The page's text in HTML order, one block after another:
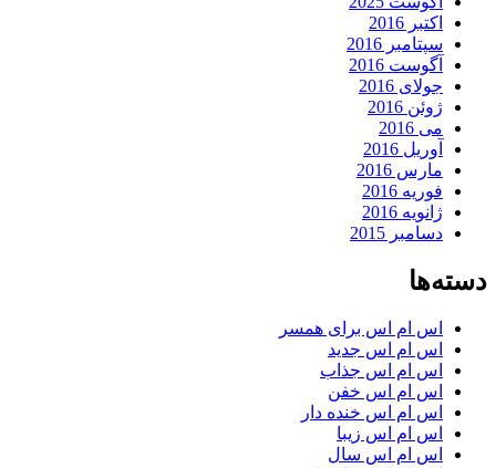
اکتبر 2016
سپتامبر 2016
آگوست 2016
جولای 2016
ژوئن 2016
می 2016
آوریل 2016
مارس 2016
فوریه 2016
ژانویه 2016
دسامبر 2015
دسته‌ها
اس ام اس برای همسر
اس ام اس جدید
اس ام اس جذاب
اس ام اس خفن
اس ام اس خنده دار
اس ام اس زیبا
اس ام اس سال